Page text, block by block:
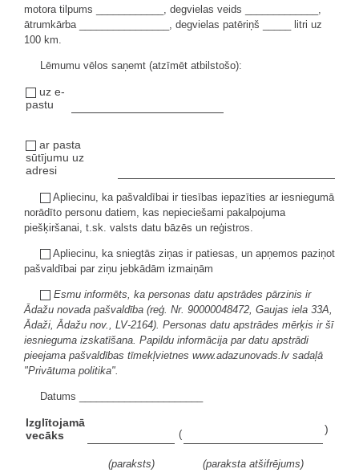
motora tilpums ____________, degvielas veids _____________,
ātrumkārba ________________, degvielas patēriņš _____ litri uz
100 km.
Lēmumu vēlos saņemt (atzīmēt atbilstošo):
uz e-
pastu
ar pasta
sūtījumu uz
adresi
Apliecinu, ka pašvaldībai ir tiesības iepazīties ar iesniegumā
norādīto personu datiem, kas nepieciešami pakalpojuma
piešķiršanai, t.sk. valsts datu bāzēs un reģistros.
Apliecinu, ka sniegtās ziņas ir patiesas, un apņemos paziņot
pašvaldībai par ziņu jebkādām izmaiņām
Esmu informēts, ka personas datu apstrādes pārzinis ir
Ādažu novada pašvaldība (reģ. Nr. 90000048472, Gaujas iela 33A,
Ādaži, Ādažu nov., LV-2164). Personas datu apstrādes mērķis ir šī
iesnieguma izskatīšana. Papildu informācija par datu apstrādi
pieejama pašvaldības tīmekļvietnes www.adazunovads.lv sadaļā
"Privātuma politika".
Datums ______________________
Izglītojamā
vecāks
( )
(paraksts) (paraksta atšifrējums)